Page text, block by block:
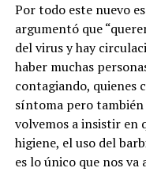
Por todo este nuevo
argumentó que
del virus y hay
haber muchas
contagiando, quienes
síntoma pero
volvemos a insistir en
higiene, el uso del
es lo único que nos va